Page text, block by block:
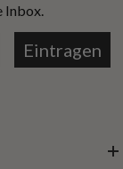
Inbox.
Eintragen